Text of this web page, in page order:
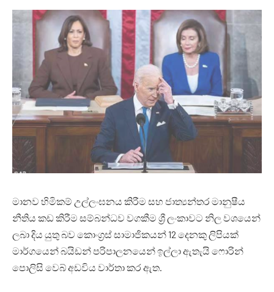
මානව හිමිකම් උල්ලංඝනය කිරීම සහ ජාත්‍යන්තර මානුෂීය
නීතිය කඩ කිරීම සම්බන්ධව වගකීම ශ්‍රී ලංකාවට නිල වශයෙන්
ලබා දිය යුතු බව කොංග්‍රස් සාමාජිකයන් 12 දෙනකු ලිපියක්
මාර්ගයෙන් බයිඩන් පරිපාලනයෙන් ඉල්ලා ඇතැයි ෆොරින්
පොලිසි වෙබ් අඩවිය වාර්තා කර ඇත.